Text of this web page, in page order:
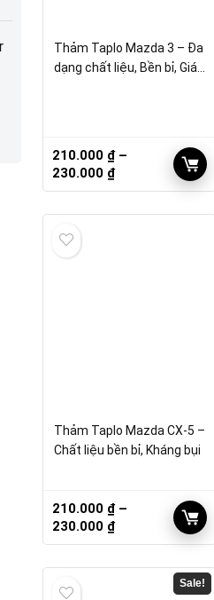
Thảm Taplo Mazda 3 – Đa
dạng chất liệu, Bền bỉ, Giá
210.000 ₫ –
230.000 ₫Khoảng
giá:
Thảm Taplo Mazda CX-5 –
Chất liệu bền bỉ, Kháng bụi
210.000 ₫ –
230.000 ₫Khoảng
giá:
210.000 ₫ Sale!